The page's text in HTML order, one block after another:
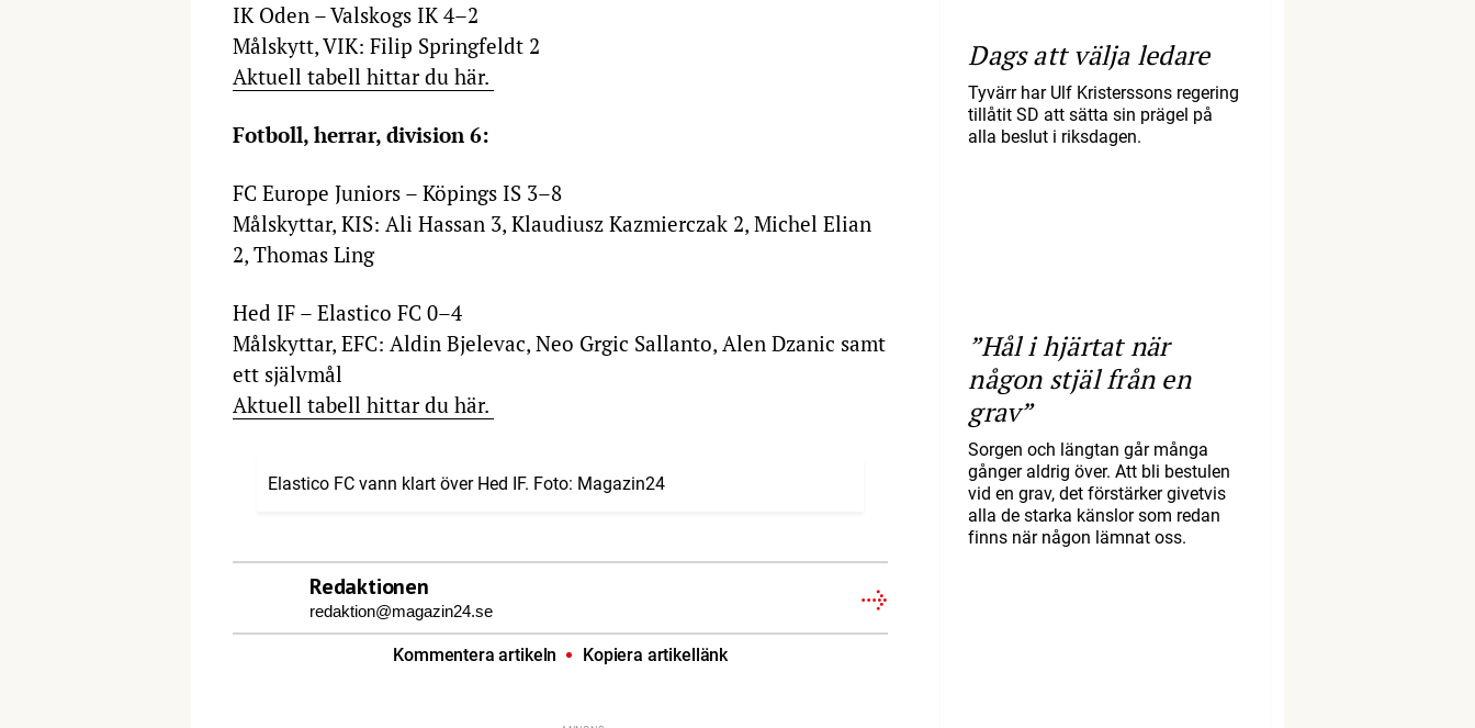
IK Oden – Valskogs IK 4–2
Målskytt, VIK: Filip Springfeldt 2
Aktuell tabell hittar du här.
Fotboll, herrar, division 6:
FC Europe Juniors – Köpings IS 3–8
Målskyttar, KIS: Ali Hassan 3, Klaudiusz Kazmierczak 2, Michel Elian
2, Thomas Ling
Hed IF – Elastico FC 0–4
Målskyttar, EFC: Aldin Bjelevac, Neo Grgic Sallanto, Alen Dzanic samt
ett självmål
Aktuell tabell hittar du här.
Elastico FC vann klart över Hed IF. Foto: Magazin24
Redaktionen
redaktion@magazin24.se
Kommentera artikeln Kopiera artikellänk
Dags att välja ledare
Tyvärr har Ulf Kristerssons regering
tillåtit SD att sätta sin prägel på
alla beslut i riksdagen.
”Hål i hjärtat när
någon stjäl från en
grav”
Sorgen och längtan går många
gånger aldrig över. Att bli bestulen
vid en grav, det förstärker givetvis
alla de starka känslor som redan
finns när någon lämnat oss.